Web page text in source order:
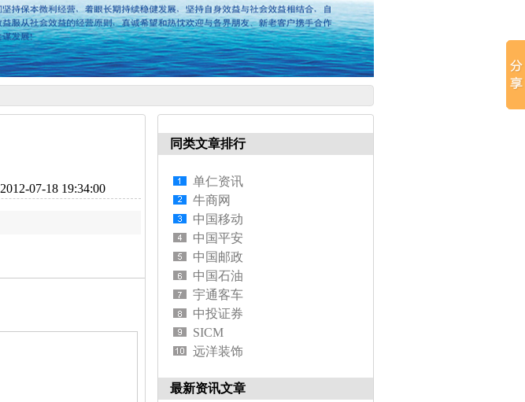
07-18 19:34:00
同类文章排行
单仁资讯
牛商网
中国移动
中国平安
中国邮政
中国石油
宇通客车
中投证券
SICM
远洋装饰
最新资讯文章